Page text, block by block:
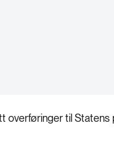
overføringer til